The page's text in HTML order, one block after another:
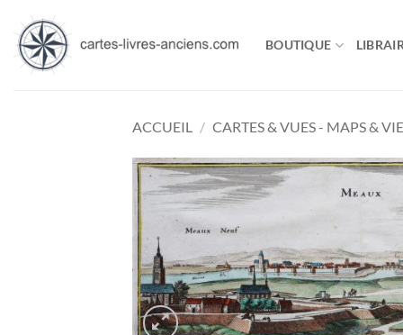
contenu
BOUTIQUE
ACCUEIL / CARTES & VUES - MAPS &